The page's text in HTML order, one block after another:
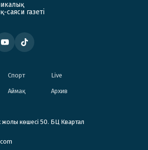
саяси газеті
Спорт Live
Аймақ Архив
көшесі 50. БЦ Квартал